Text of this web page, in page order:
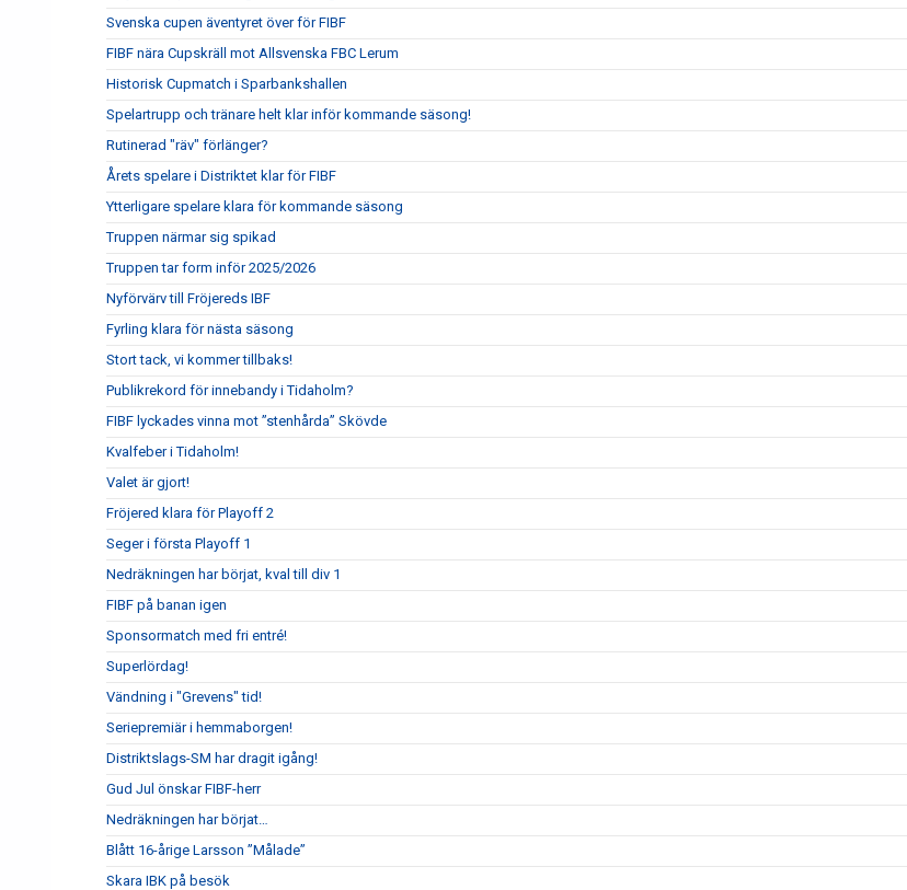
Svenska cupen äventyret över för FIBF
FIBF nära Cupskräll mot Allsvenska FBC Lerum
Historisk Cupmatch i Sparbankshallen
Spelartrupp och tränare helt klar inför kommande säsong!
Rutinerad "räv" förlänger?
Årets spelare i Distriktet klar för FIBF
Ytterligare spelare klara för kommande säsong
Truppen närmar sig spikad
Truppen tar form inför 2025/2026
Nyförvärv till Fröjereds IBF
Fyrling klara för nästa säsong
Stort tack, vi kommer tillbaks!
Publikrekord för innebandy i Tidaholm?
FIBF lyckades vinna mot ”stenhårda” Skövde
Kvalfeber i Tidaholm!
Valet är gjort!
Fröjered klara för Playoff 2
Seger i första Playoff 1
Nedräkningen har börjat, kval till div 1
FIBF på banan igen
Sponsormatch med fri entré!
Superlördag!
Vändning i "Grevens" tid!
Seriepremiär i hemmaborgen!
Distriktslags-SM har dragit igång!
Gud Jul önskar FIBF-herr
Nedräkningen har börjat…
Blått 16-årige Larsson ”Målade”
Skara IBK på besök